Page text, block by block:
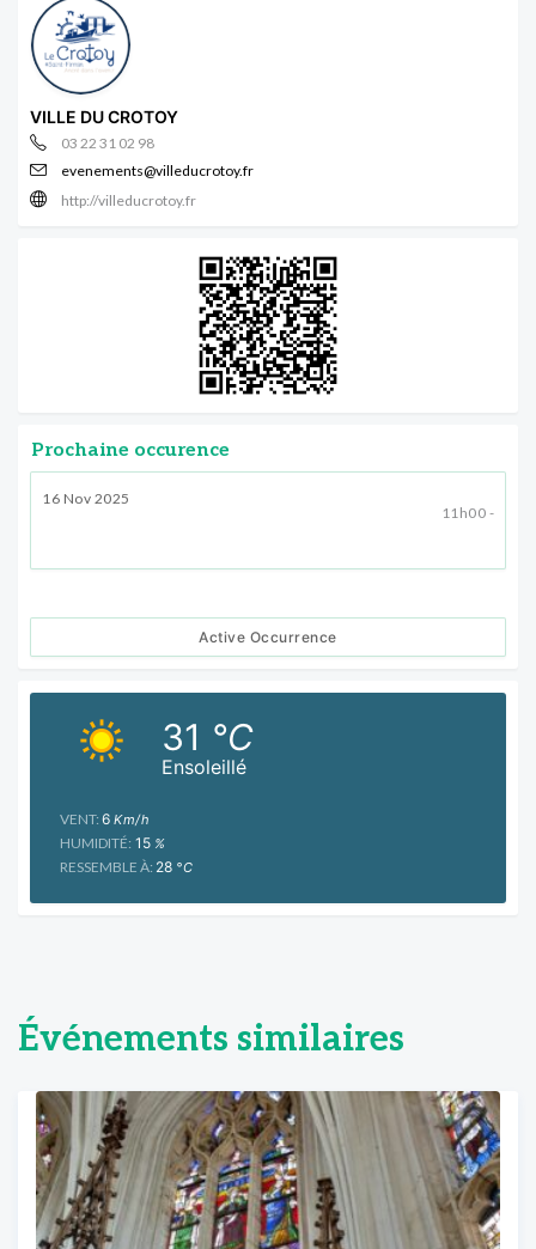
VILLE DU CROTOY
03 22 31 02 98
evenements@villeducrotoy.fr
http://villeducrotoy.fr
Prochaine occurence
16 Nov 2025
11h00 -
Active Occurrence
Ensoleillé
31 °C
VENT: 6 Km/h
HUMIDITÉ: 15 %
RESSEMBLE À: 28 °C
Événements similaires